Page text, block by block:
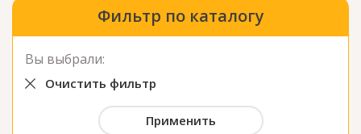
Фильтр по каталогу
Вы выбрали:
Очистить фильтр